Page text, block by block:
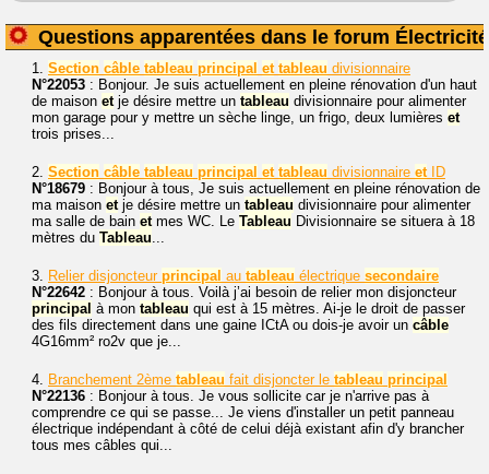
Questions apparentées dans le forum Électricité
1. Section câble tableau principal et tableau divisionnaire
N°22053 : Bonjour. Je suis actuellement en pleine rénovation d'un haut
de maison etje désire mettre un tableau divisionnaire pour alimenter
mon garage pour y mettre un sèche linge, un frigo, deux lumières et
trois prises...
2. Section câble tableau principal et tableau divisionnaire etID
N°18679 : Bonjour à tous, Je suis actuellement en pleine rénovation de
ma maison etje désire mettre un tableau divisionnaire pour alimenter
ma salle de bain etmes WC. Le Tableau Divisionnaire se situera à 18
mètres du Tableau...
3. Relier disjoncteur principal au tableau électrique secondaire
N°22642 : Bonjour à tous. Voilà j’ai besoin de relier mon disjoncteur
principal à mon tableau qui est à 15 mètres. Ai-je le droit de passer
des fils directement dans une gaine ICtA ou dois-je avoir un câble
4G16mm² ro2v que je...
4. Branchement 2ème tableau fait disjoncter le tableau principal
N°22136 : Bonjour à tous. Je vous sollicite car je n'arrive pas à
comprendre ce qui se passe... Je viens d'installer un petit panneau
électrique indépendant à côté de celui déjà existant afin d'y brancher
tous mes câbles qui...